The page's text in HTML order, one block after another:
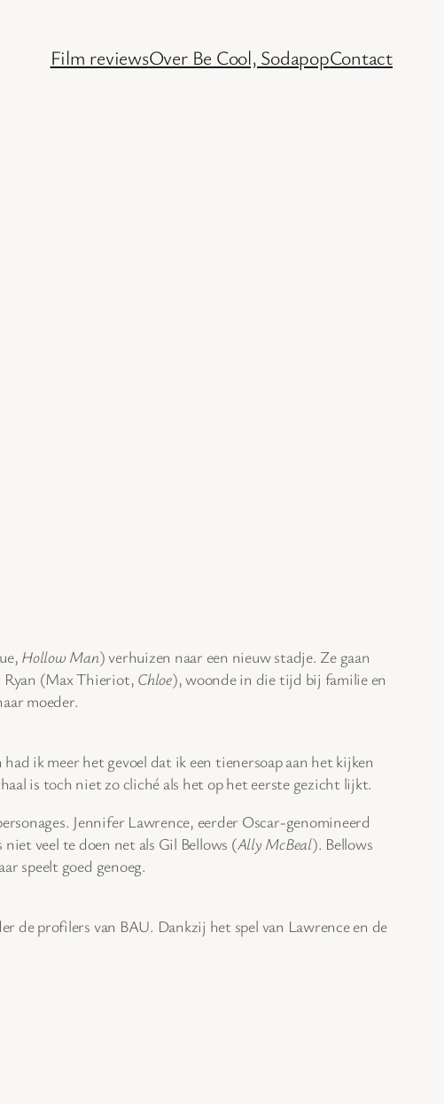
Film reviewsOver Be Cool, SodapopContact
Hollow Man) verhuizen naar een nieuw stadje. Ze gaan
Ryan (Max Thieriot, Chloe), woonde in die tijd bij familie en
moeder.
ik meer het gevoel dat ik een tienersoap aan het kijken
is toch niet zo cliché als het op het eerste gezicht lijkt.
Jennifer Lawrence, eerder Oscar-genomineerd
veel te doen net als Gil Bellows (Ally McBeal). Bellows
speelt goed genoeg.
de profilers van BAU. Dankzij het spel van Lawrence en de